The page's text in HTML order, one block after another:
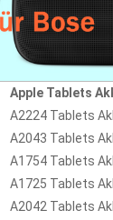
Apple Tablets
A2224 Tablets
A2043 Tablets
A1754 Tablets
A1725 Tablets
A2042 Tablets